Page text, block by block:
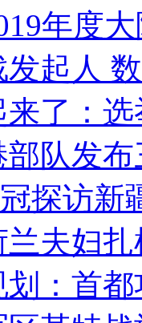
年度
起人
了：
队发
探访新
兰夫妇
：首